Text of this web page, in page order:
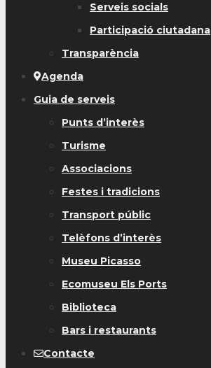
Serveis socials
Participació ciutadana
Transparència
Agenda
Guia de serveis
Punts d’interès
Turisme
Associacions
Festes i tradicions
Transport públic
Telèfons d’interès
Museu Picasso
Ecomuseu Els Ports
Biblioteca
Bars i restaurants
Contacte